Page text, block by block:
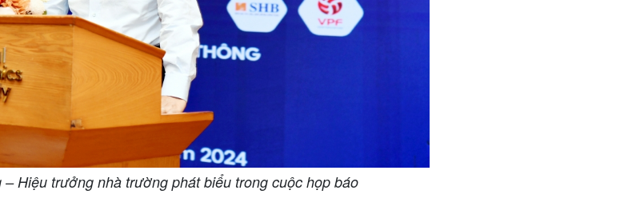
Hiệu trưởng nhà trường phát biểu trong cuộc họp báo